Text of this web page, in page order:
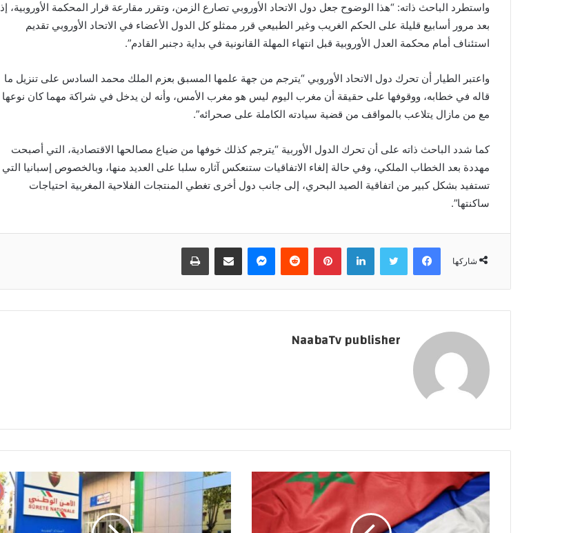
واستطرد الباحث ذاته: “هذا الوضوح جعل دول الاتحاد الأوروبي تصارع الزمن، وتقرر مقارعة قرار المحكمة الأوروبية، إذ
بعد مرور أسابيع قليلة على الحكم الغريب وغير الطبيعي قرر ممثلو كل الدول الأعضاء في الاتحاد الأوروبي تقديم
استئناف أمام محكمة العدل الأوروبية قبل انتهاء المهلة القانونية في بداية دجنبر القادم”.
واعتبر الطيار أن تحرك دول الاتحاد الأوروبي “يترجم من جهة علمها المسبق بعزم الملك محمد السادس على تنزيل ما
قاله في خطابه، ووقوفها على حقيقة أن مغرب اليوم ليس هو مغرب الأمس، وأنه لن يدخل في شراكة مهما كان نوعها
مع من مازال يتلاعب بالمواقف من قضية سيادته الكاملة على صحرائه”.
كما شدد الباحث ذاته على أن تحرك الدول الأوربية “يترجم كذلك خوفها من ضياع مصالحها الاقتصادية، التي أصبحت
مهددة بعد الخطاب الملكي، وفي حالة إلغاء الاتفاقيات ستنعكس آثاره سلبا على العديد منها، وبالخصوص إسبانيا التي
تستفيد بشكل كبير من اتفاقية الصيد البحري، إلى جانب دول أخرى تغطي المنتجات الفلاحية المغربية احتياجات
ساكنتها”.
شاركها
فيسبوك لينكدإن بينتيريست
NaabaTv publisher